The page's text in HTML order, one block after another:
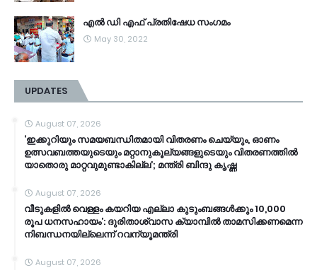
എൽ ഡി എഫ് പ്രതിഷേധ സംഗമം
May 30, 2022
UPDATES
August 07, 2026
‘ഇക്കുറിയും സമയബന്ധിതമായി വിതരണം ചെയ്യും, ഓണം
ഉത്സവബത്തയുടെയും മറ്റാനുകൂല്യങ്ങളുടെയും വിതരണത്തിൽ
യാതൊരു മാറ്റവുമുണ്ടാകില്ല’; മന്ത്രി ബിന്ദു കൃഷ്ണ
August 07, 2026
വീടുകളിൽ വെള്ളം കയറിയ എല്ലാ കുടുംബങ്ങൾക്കും 10,000
രൂപ ധനസഹായം’: ദുരിതാശ്വാസ ക്യാമ്പിൽ താമസിക്കണമെന്ന
നിബന്ധനയില്ലെന്ന് റവന്യൂമന്ത്രി
August 07, 2026